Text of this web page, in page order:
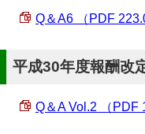
Q＆A6 （PDF
平成30年度報酬
Q＆A Vol.2 （PDF